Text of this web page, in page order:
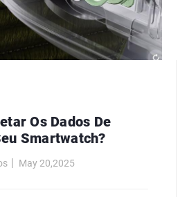
Os Dados De
Smartwatch?
May 20,2025